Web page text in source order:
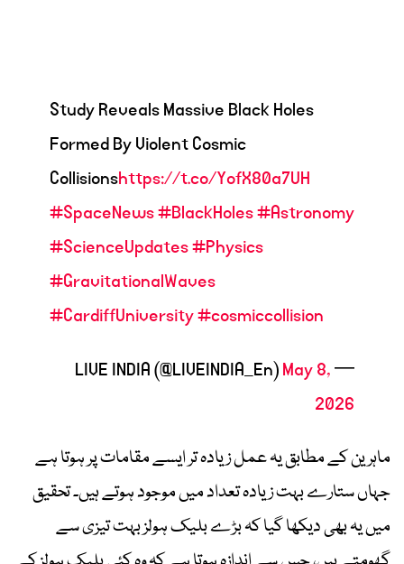
Study Reveals Massive Black Holes
Formed By Violent Cosmic
Collisionshttps://t.co/YofX80a7UH
#SpaceNews#BlackHoles#Astronomy
#ScienceUpdates#Physics
#GravitationalWaves
#CardiffUniversity#cosmiccollision
— LIVE INDIA (@LIVEINDIA_En)
May 8,
2026
ماہرین کے مطابق یہ عمل زیادہ تر ایسے مقامات پر ہوتا ہے
جہاں ستارے بہت زیادہ تعداد میں موجود ہوتے ہیں۔ تحقیق
میں یہ بھی دیکھا گیا کہ بڑے بلیک ہولز بہت تیزی سے